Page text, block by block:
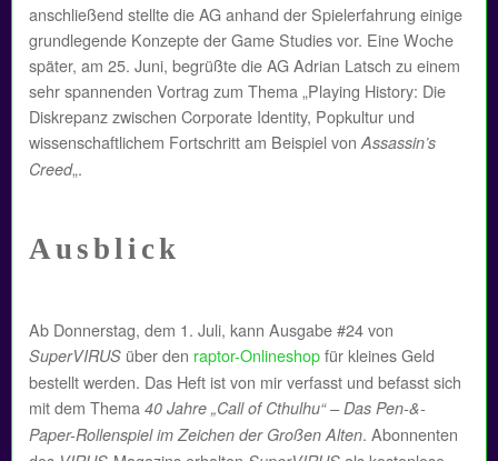
anschließend stellte die AG anhand der Spielerfahrung einige
grundlegende Konzepte der Game Studies vor. Eine Woche
später, am 25. Juni, begrüßte die AG Adrian Latsch zu einem
sehr spannenden Vortrag zum Thema „Playing History: Die
Diskrepanz zwischen Corporate Identity, Popkultur und
wissenschaftlichem Fortschritt am Beispiel von Assassin’s
Creed„.
Ausblick
Ab Donnerstag, dem 1. Juli, kann Ausgabe #24 von
SuperVIRUS über den raptor-Onlineshopfür kleines Geld
bestellt werden. Das Heft ist von mir verfasst und befasst sich
mit dem Thema 40 Jahre „Call of Cthulhu“ – Das Pen-&-
Paper-Rollenspiel im Zeichen der Großen Alten. Abonnenten